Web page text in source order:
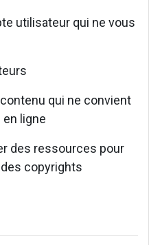
utilisateur qui ne vous
qui ne convient
ligne
des ressources pour
copyrights